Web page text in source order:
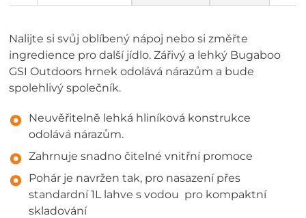
Nalijte si svůj oblíbený nápoj nebo si změřte
ingredience pro další jídlo. Zářivý a lehký Bugaboo
GSI Outdoors hrnek odolává nárazům a bude
spolehlivý společník.
Neuvěřitelně lehká hliníková konstrukce
odolává nárazům.
Zahrnuje snadno čitelné vnitřní promoce
Pohár je navržen tak, pro nasazení přes
standardní 1L lahve s vodou pro kompaktní
skladování